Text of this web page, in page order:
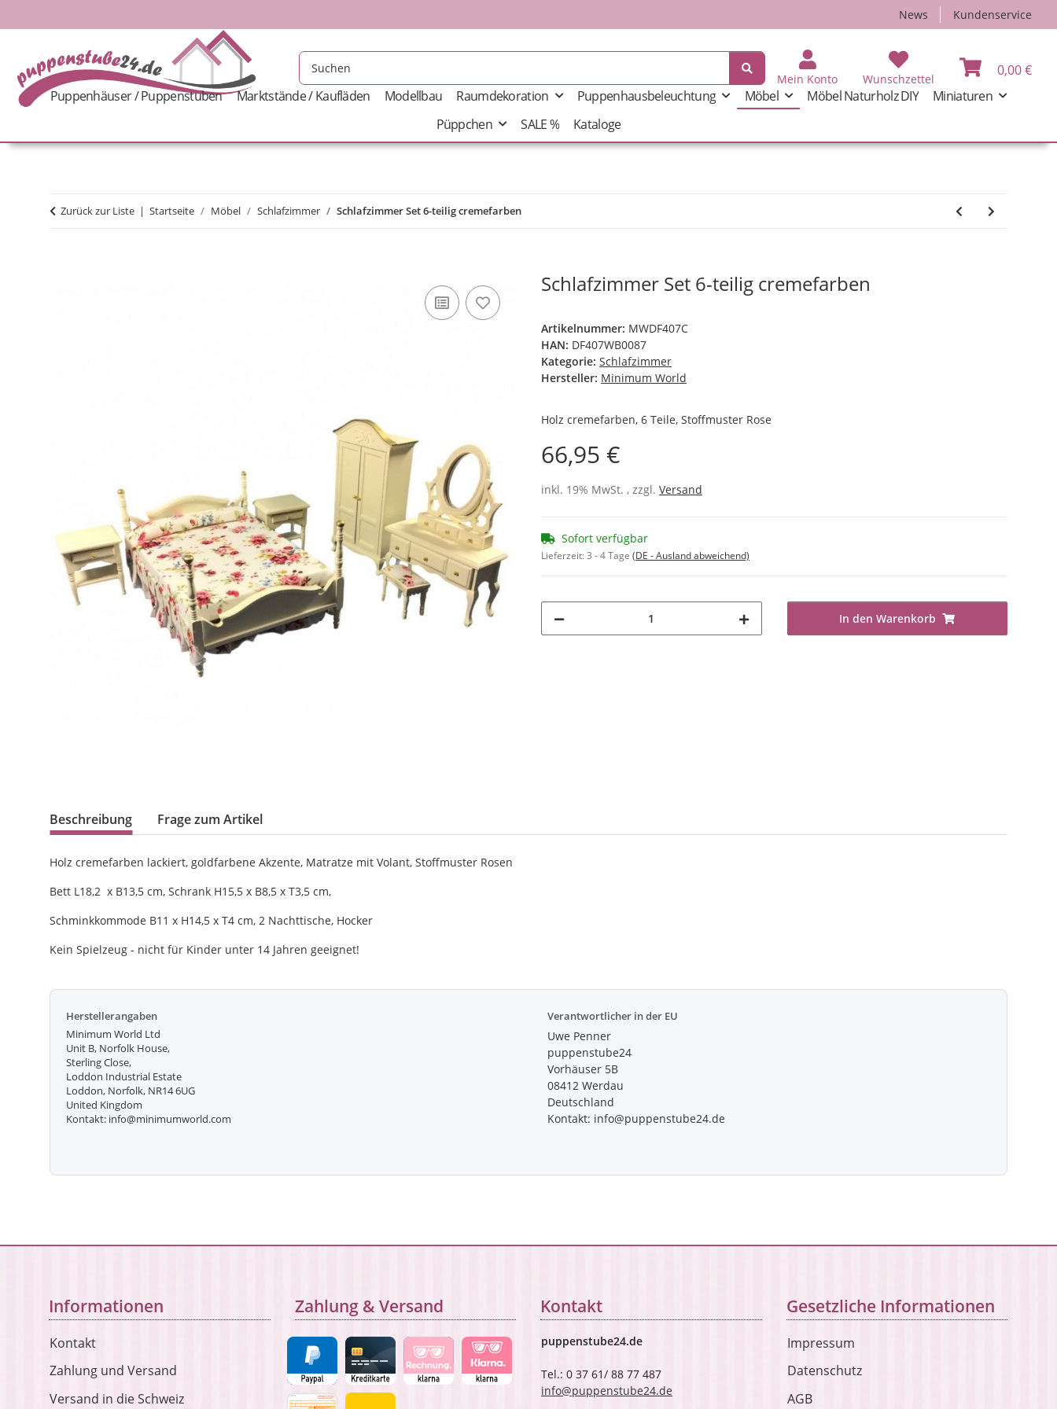
News Kundenservice
Mein Konto Wunschzettel
0,00 €
Puppenhäuser / Puppenstuben
Marktstände / Kaufläden Modellbau Raumdekoration Puppenhausbeleuchtung Möbel Möbel Naturholz DIY
Miniaturen
Püppchen
SALE % Kataloge
Zurück zur Liste Startseite Möbel Schlafzimmer Schlafzimmer Set 6-teilig cremefarben
Schlafzimmer Set 6-teilig cremefarben
Artikelnummer: MWDF407C
HAN: DF407WB0087
Kategorie: Schlafzimmer
Hersteller: Minimum World
Holz cremefarben, 6 Teile, Stoffmuster Rose
66,95 €
inkl. 19% MwSt. , zzgl. Versand
Sofort verfügbar
Lieferzeit:3 - 4 Tage (DE - Ausland abweichend)
In den Warenkorb
Beschreibung Frage zum Artikel
Holz cremefarben lackiert, goldfarbene Akzente, Matratze mit Volant, Stoffmuster Rosen
Bett L18,2 x B13,5 cm, Schrank H15,5 x B8,5 x T3,5 cm,
Schminkkommode B11 x H14,5 x T4 cm, 2 Nachttische, Hocker
Kein Spielzeug - nicht für Kinder unter 14 Jahren geeignet!
Herstellerangaben
Minimum World Ltd
Unit B, Norfolk House,
Sterling Close,
Loddon Industrial Estate
Loddon, Norfolk, NR14 6UG
United Kingdom
Kontakt: info@minimumworld.com
Verantwortlicher in der EU
Uwe Penner
puppenstube24
Vorhäuser 5B
08412 Werdau
Deutschland
Kontakt: info@puppenstube24.de
Informationen
Kontakt
Zahlung und Versand
Versand in die Schweiz
Zahlung & Versand Kontakt
puppenstube24.de
Tel.: 0 37 61/ 88 77 487
info@puppenstube24.de
Gesetzliche Informationen
Impressum
Datenschutz
AGB